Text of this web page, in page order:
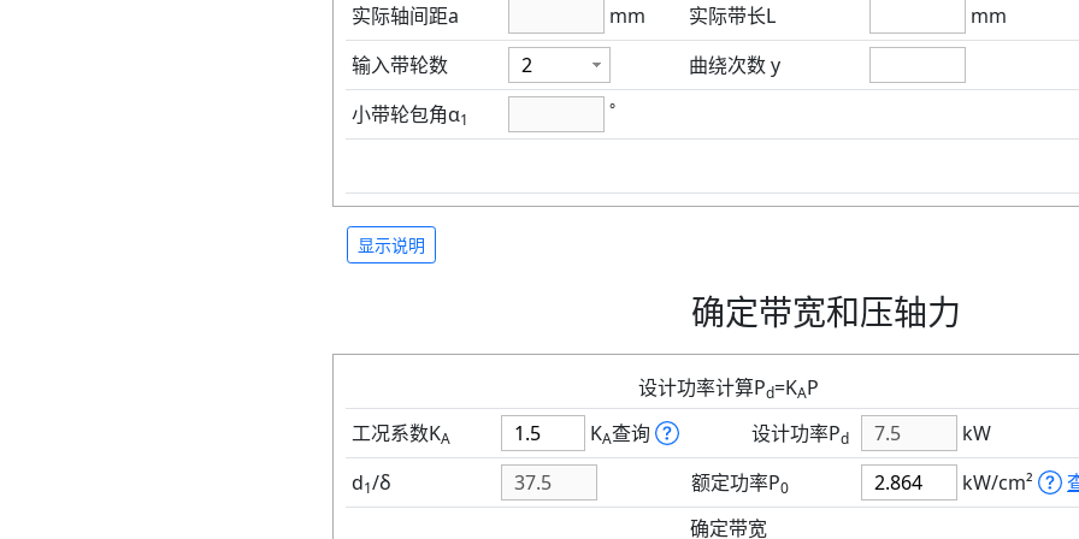
实际轴间距a mm 实际带长L
mm
输入带轮数
曲绕次数 y
小带轮包角α1
°
显示说明
确定带宽和压轴力
设计功率计算Pd=KAP
工况系数KA KA查询 设计功率Pd
kW
d1/δ 额定功率P0 kW/cm²
确定带宽